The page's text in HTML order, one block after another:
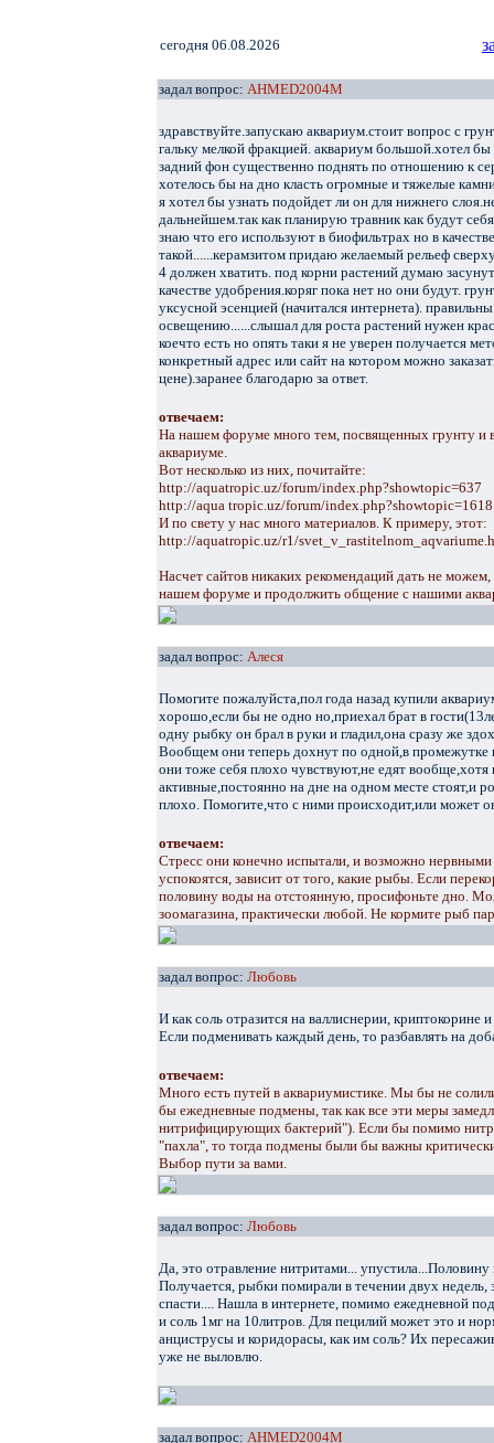
cегодня 06.08.2026
задал вопрос: AHMED2004M
здравствуйте.запускаю аквариум.стоит вопрос с
гальку мелкой фракцией. аквариум большой.хотел
задний фон существенно поднять по отношению к
хотелось бы на дно класть огромные и тяжелые
я хотел бы узнать подойдет ли он для нижнего
дальнейшем.так как планирую травник как будут
знаю что его используют в биофильтрах но в
такой......керамзитом придаю желаемый рельеф
4 должен хватить. под корни растений думаю
качестве удобрения.коряг пока нет но они будут.
уксусной эсенцией (начитался интернета).
освещению......слышал для роста растений нужен
коечто есть но опять таки я не уверен получается
конкретный адрес или сайт на котором можно
цене).заранее благодарю за ответ.
отвечаем:
На нашем форуме много тем, посвященных грунту и
аквариуме.
Вот несколько из них, почитайте:
http://aquatropic.uz/forum/index.php?showtopic=637
http://aqua tropic.uz/forum/index.php?showtopic=1618
И по свету у нас много материалов. К примеру, этот:
http://aquatropic.uz/r1/
Насчет сайтов никаких рекомендаций дать не
нашем форуме и продолжить общение с нашими
задал вопрос: Алеся
Помогите пожалуйста,пол года назад купили
хорошо,если бы не одно но,приехал брат в
одну рыбку он брал в руки и гладил,она сразу же
Вообщем они теперь дохнут по одной,в промежутке
они тоже себя плохо чувствуют,не едят
активные,постоянно на дне на одном месте стоят,и
плохо. Помогите,что с ними происходит,или может
отвечаем:
Стресс они конечно испытали, и возможно
успокоятся, зависит от того, какие рыбы. Если
половину воды на отстоянную, просифоньте дно.
зоомагазина, практически любой. Не кормите рыб
задал вопрос: Любовь
И как соль отразится на валлиснерии, криптокорине
Если подменивать каждый день, то разбавлять на
отвечаем:
Много есть путей в аквариумистике. Мы бы не
бы ежедневные подмены, так как все эти меры
нитрифицирующих бактерий"). Если бы помимо
"пахла", то тогда подмены были бы важны
Выбор пути за вами.
задал вопрос: Любовь
Да, это отравление нитритами...
Получается, рыбки помирали в течении двух недель,
спасти.... Нашла в интернете, помимо ежедневной
и соль 1мг на 10литров. Для пецилий может это и
анциструсы и коридорасы, как им соль? Их
уже не выловлю.
задал вопрос: AHMED2004M